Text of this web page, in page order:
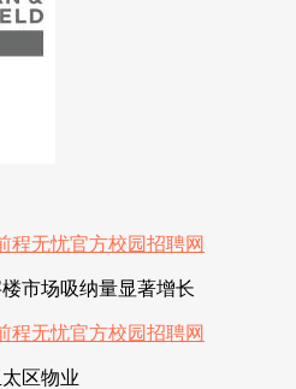
市场吸纳量显著增长
区物业